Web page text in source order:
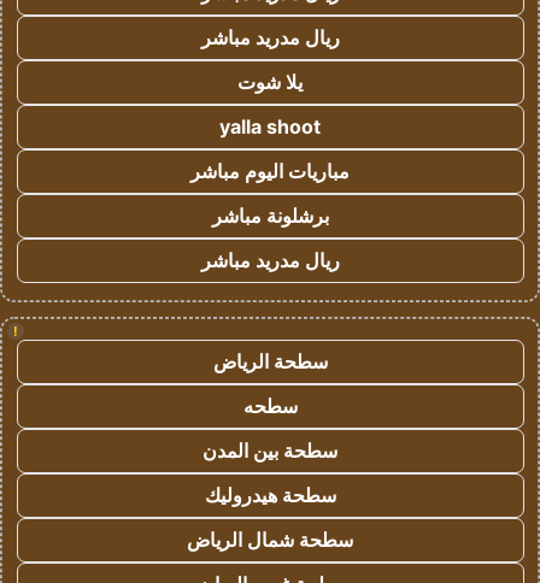
ريال مدريد مباشر
يلا شوت
yalla shoot
مباريات اليوم مباشر
برشلونة مباشر
ريال مدريد مباشر
!
سطحة الرياض
سطحه
سطحة بين المدن
سطحة هيدروليك
سطحة شمال الرياض